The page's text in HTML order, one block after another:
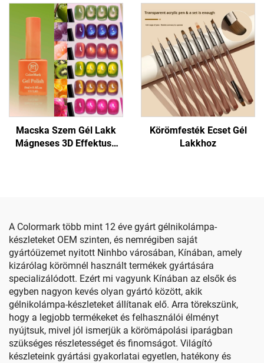
Macska Szem Gél Lakk
Mágneses 3D Effektusú
Körömfesték Ecset Gél
Lakkhoz
A Colormark több mint 12 éve gyárt gélnikolámpa-
készleteket OEM szinten, és nemrégiben saját
gyártóüzemet nyitott Ninhbo városában, Kínában, amely
kizárólag körömnél használt termékek gyártására
specializálódott. Ezért mi vagyunk Kínában az elsők és
egyben nagyon kevés olyan gyártó között, akik
gélnikolámpa-készleteket állítanak elő. Arra törekszünk,
hogy a legjobb termékeket és felhasználói élményt
nyújtsuk, mivel jól ismerjük a körömápolási iparágban
szükséges részletességet és finomságot. Világító
készleteink gyártási gyakorlatai egyetlen, hatékony és